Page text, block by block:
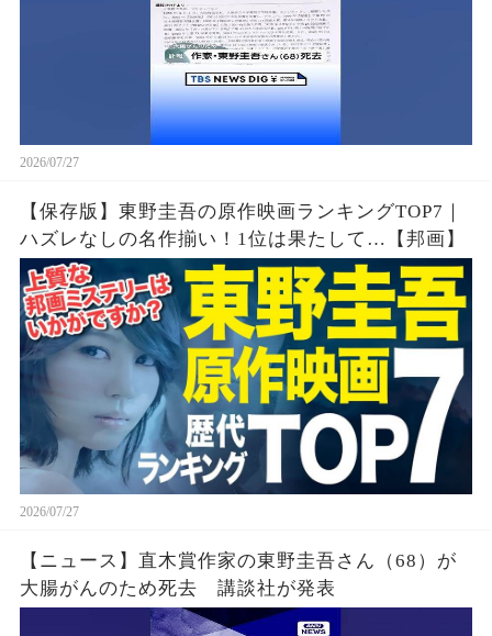
2026/07/27
【保存版】東野圭吾の原作映画ランキングTOP7｜
ハズレなしの名作揃い！1位は果たして…【邦画】
2026/07/27
【ニュース】直木賞作家の東野圭吾さん（68）が
大腸がんのため死去 講談社が発表